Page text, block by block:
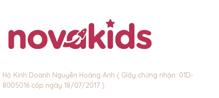
Hộ Kinh Doanh Nguyễn Hoàng Anh ( GIấy chứng nhận: 01D-
8005016 cấp ngày 18/07/2017 )